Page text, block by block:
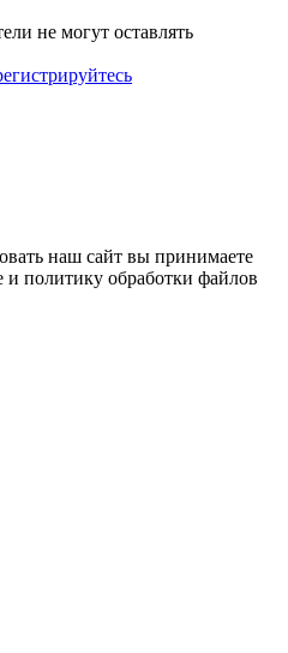
не могут оставлять
наш сайт вы принимаете
и политику обработки файлов